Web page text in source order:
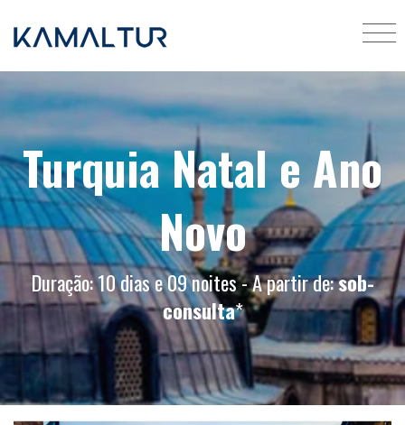
Turquia Natal e Ano
Novo
Duração: 10 dias e 09 noites - A partir de:sob-
consulta*